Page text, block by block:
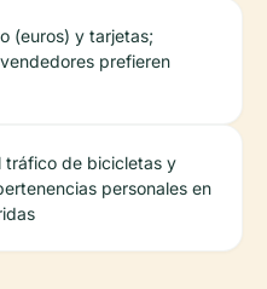
(euros) y tarjetas;
prefieren
tráfico de bicicletas y
personales en